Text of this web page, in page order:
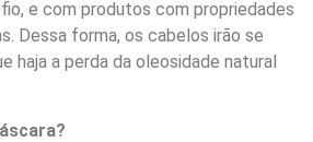
e com produtos com propriedades
Dessa forma, os cabelos irão se
haja a perda da oleosidade natural